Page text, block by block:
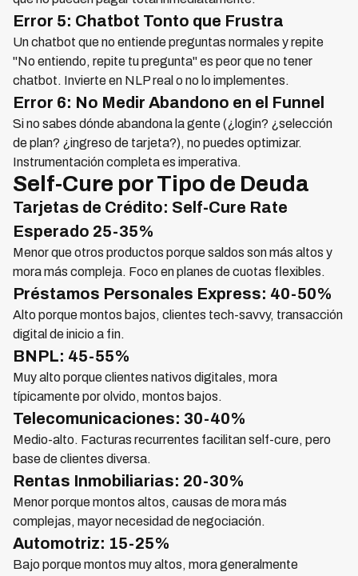
Error 5: Chatbot Tonto que Frustra
Un chatbot que no entiende preguntas normales y repite
"No entiendo, repite tu pregunta" es peor que no tener
chatbot. Invierte en NLP real o no lo implementes.
Error 6: No Medir Abandono en el Funnel
Si no sabes dónde abandona la gente (¿login? ¿selección
de plan? ¿ingreso de tarjeta?), no puedes optimizar.
Instrumentación completa es imperativa.
Self-Cure por Tipo de Deuda
Tarjetas de Crédito: Self-Cure Rate
Esperado 25-35%
Menor que otros productos porque saldos son más altos y
mora más compleja. Foco en planes de cuotas flexibles.
Préstamos Personales Express: 40-50%
Alto porque montos bajos, clientes tech-savvy, transacción
digital de inicio a fin.
BNPL: 45-55%
Muy alto porque clientes nativos digitales, mora
típicamente por olvido, montos bajos.
Telecomunicaciones: 30-40%
Medio-alto. Facturas recurrentes facilitan self-cure, pero
base de clientes diversa.
Rentas Inmobiliarias: 20-30%
Menor porque montos altos, causas de mora más
complejas, mayor necesidad de negociación.
Automotriz: 15-25%
Bajo porque montos muy altos, mora generalmente